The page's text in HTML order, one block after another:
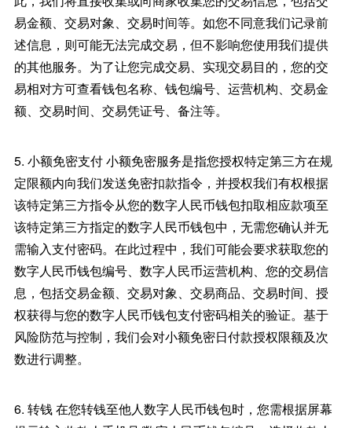
易金额、交易对象、交易时间等。如您不同意我们记录前
述信息，则可能无法完成交易，但不影响您使用我们提供
的其他服务。为了让您完成交易、实现交易目的，您的交
易相对方可查看钱包名称、钱包编号、运营机构、交易金
额、交易时间、交易凭证号、备注等。
5. 小额免密支付 小额免密服务是指您授权特定第三方在规
定限额内向我们发送免密扣款指令，并授权我们有权根据
该特定第三方指令从您的数字人民币钱包扣取相应款项至
该特定第三方指定的数字人民币钱包中，无需您确认并无
需输入支付密码。在此过程中，我们可能会要求获取您的
数字人民币钱包编号、数字人民币运营机构、您的交易信
息，包括交易金额、交易对象、交易商品、交易时间、授
权获得与您的数字人民币钱包支付密码相关的验证。基于
风险防范与控制，我们会对小额免密日付款授权限额及次
数进行调整。
6. 转钱 在您转钱至他人数字人民币钱包时，您需根据屏幕